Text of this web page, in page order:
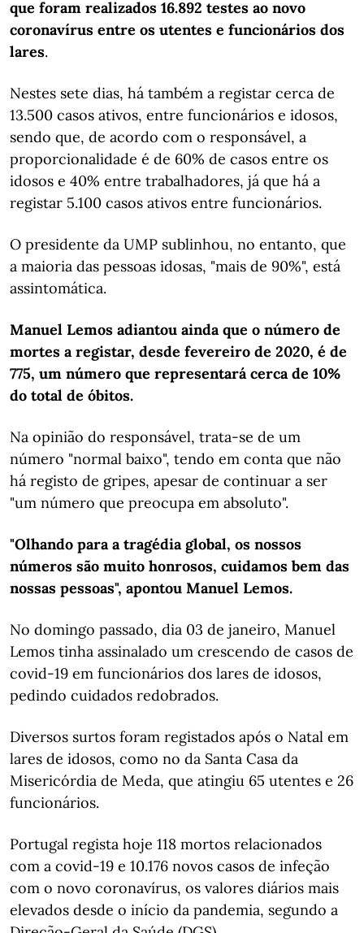
que foram realizados 16.892 testes ao novo
coronavírus entre os utentes e funcionários dos
lares.
Nestes sete dias, há também a registar cerca de
13.500 casos ativos, entre funcionários e idosos,
sendo que, de acordo com o responsável, a
proporcionalidade é de 60% de casos entre os
idosos e 40% entre trabalhadores, já que há a
registar 5.100 casos ativos entre funcionários.
O presidente da UMP sublinhou, no entanto, que
a maioria das pessoas idosas, "mais de 90%", está
assintomática.
Manuel Lemos adiantou ainda que o número de
mortes a registar, desde fevereiro de 2020, é de
775, um número que representará cerca de 10%
do total de óbitos.
Na opinião do responsável, trata-se de um
número "normal baixo", tendo em conta que não
há registo de gripes, apesar de continuar a ser
"um número que preocupa em absoluto".
"Olhando para a tragédia global, os nossos
números são muito honrosos, cuidamos bem das
nossas pessoas", apontou Manuel Lemos.
No domingo passado, dia 03 de janeiro, Manuel
Lemos tinha assinalado um crescendo de casos de
covid-19 em funcionários dos lares de idosos,
pedindo cuidados redobrados.
Diversos surtos foram registados após o Natal em
lares de idosos, como no da Santa Casa da
Misericórdia de Meda, que atingiu 65 utentes e 26
funcionários.
Portugal regista hoje 118 mortos relacionados
com a covid-19 e 10.176 novos casos de infeção
com o novo coronavírus, os valores diários mais
elevados desde o início da pandemia, segundo a